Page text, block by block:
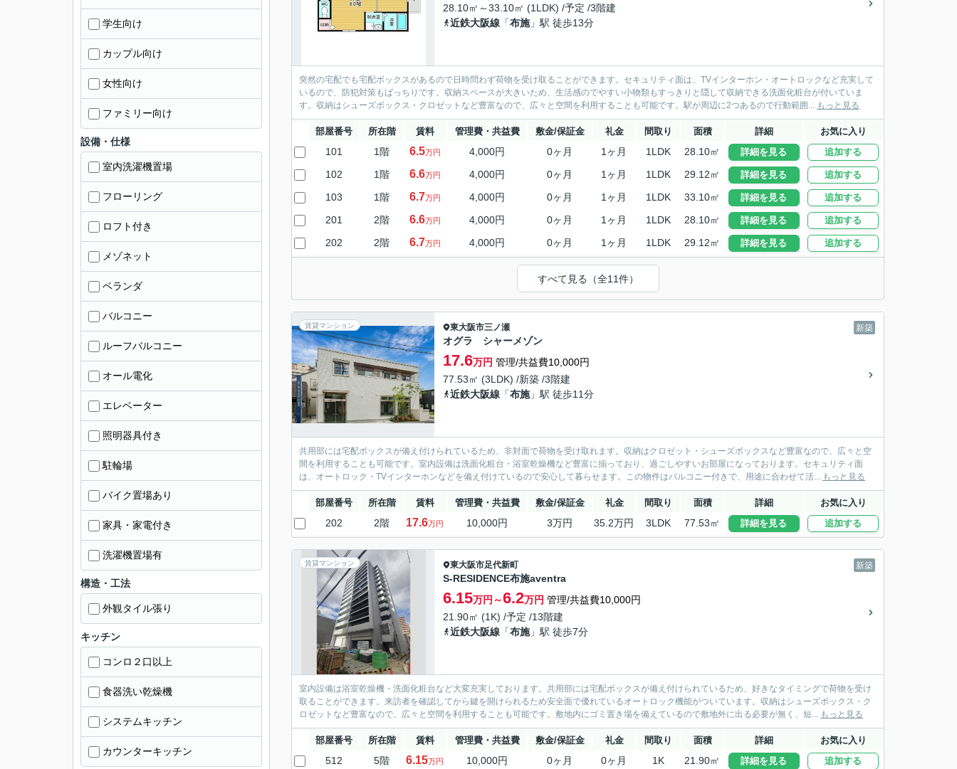
28.10㎡～33.10㎡ (1LDK) /予定 /3階建
近鉄大阪線 「布施」駅 徒歩13分
突然の宅配でも宅配ボックスがあるので日時問わず荷物を受け取ることができます。セキュリティ面は、TVインターホン・オートロックなど充実して
いるので、防犯対策もばっちりです。収納スペースが大きいため、生活感のでやすい小物類もすっきりと隠して収納できる洗面化粧台が付いていま
す。収納はシューズボックス・クロゼットなど豊富なので、広々と空間を利用することも可能です。駅が周辺に2つあるので行動範囲... もっと見る
部屋番号 所在階 賃料 管理費・共益費 敷金/保証金 礼金 間取り 面積 詳細 お気に入り
101 1階 6.5万円 4,000円 0ヶ月 1ヶ月 1LDK 28.10㎡ 詳細を見る 追加する
102 1階 6.6万円 4,000円 0ヶ月 1ヶ月 1LDK 29.12㎡ 詳細を見る 追加する
103 1階 6.7万円 4,000円 0ヶ月 1ヶ月 1LDK 33.10㎡ 詳細を見る 追加する
201 2階 6.6万円 4,000円 0ヶ月 1ヶ月 1LDK 28.10㎡ 詳細を見る 追加する
202 2階 6.7万円 4,000円 0ヶ月 1ヶ月 1LDK 29.12㎡ 詳細を見る 追加する
すべて見る（全11件）
賃貸マンション 新築
東大阪市三ノ瀬
オグラ シャーメゾン
17.6万円 管理/共益費10,000円
77.53㎡ (3LDK) /新築 /3階建
近鉄大阪線 「布施」駅 徒歩11分
共用部には宅配ボックスが備え付けられているため、非対面で荷物を受け取れます。収納はクロゼット・シューズボックスなど豊富なので、広々と空
間を利用することも可能です。室内設備は洗面化粧台・浴室乾燥機など豊富に揃っており、過ごしやすいお部屋になっております。セキュリティ面
は、オートロック・TVインターホンなどを備え付けているので安心して暮らせます。この物件はバルコニー付きで、用途に合わせて活... もっと見る
部屋番号 所在階 賃料 管理費・共益費 敷金/保証金 礼金 間取り 面積 詳細 お気に入り
202 2階 17.6万円 10,000円 3万円 35.2万円 3LDK 77.53㎡ 詳細を見る 追加する
賃貸マンション 新築
東大阪市足代新町
S-RESIDENCE布施aventra
6.15万円～6.2万円 管理/共益費10,000円
21.90㎡ (1K) /予定 /13階建
近鉄大阪線 「布施」駅 徒歩7分
室内設備は浴室乾燥機・洗面化粧台など大変充実しております。共用部には宅配ボックスが備え付けられているため、好きなタイミングで荷物を受け
取ることができます。来訪者を確認してから鍵を開けられるため安全面で優れているオートロック機能がついています。収納はシューズボックス・ク
ロゼットなど豊富なので、広々と空間を利用することも可能です。敷地内にゴミ置き場を備えているので敷地外に出る必要が無く、短... もっと見る
部屋番号 所在階 賃料 管理費・共益費 敷金/保証金 礼金 間取り 面積 詳細 お気に入り
512 5階 6.15万円 10,000円 0ヶ月 0ヶ月 1K 21.90㎡ 詳細を見る 追加する
学生向け
カップル向け
女性向け
ファミリー向け
設備・仕様
室内洗濯機置場
フローリング
ロフト付き
メゾネット
ベランダ
バルコニー
ルーフバルコニー
オール電化
エレベーター
照明器具付き
駐輪場
バイク置場あり
家具・家電付き
洗濯機置場有
構造・工法
外観タイル張り
キッチン
コンロ２口以上
食器洗い乾燥機
システムキッチン
カウンターキッチン